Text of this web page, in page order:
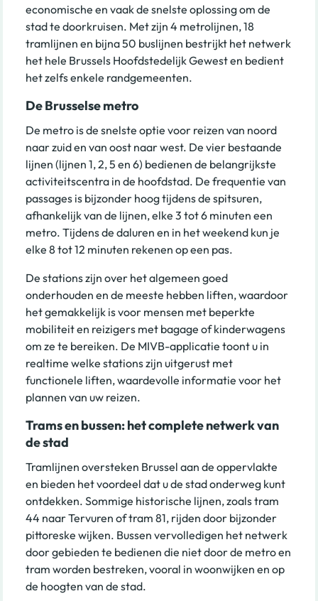
economische en vaak de snelste oplossing om de
stad te doorkruisen. Met zijn 4 metrolijnen, 18
tramlijnen en bijna 50 buslijnen bestrijkt het netwerk
het hele Brussels Hoofdstedelijk Gewest en bedient
het zelfs enkele randgemeenten.
De Brusselse metro
De metro is de snelste optie voor reizen van noord
naar zuid en van oost naar west. De vier bestaande
lijnen (lijnen 1, 2, 5 en 6) bedienen de belangrijkste
activiteitscentra in de hoofdstad. De frequentie van
passages is bijzonder hoog tijdens de spitsuren,
afhankelijk van de lijnen, elke 3 tot 6 minuten een
metro. Tijdens de daluren en in het weekend kun je
elke 8 tot 12 minuten rekenen op een pas.
De stations zijn over het algemeen goed
onderhouden en de meeste hebben liften, waardoor
het gemakkelijk is voor mensen met beperkte
mobiliteit en reizigers met bagage of kinderwagens
om ze te bereiken. De MIVB-applicatie toont u in
realtime welke stations zijn uitgerust met
functionele liften, waardevolle informatie voor het
plannen van uw reizen.
Trams en bussen: het complete netwerk van
de stad
Tramlijnen oversteken Brussel aan de oppervlakte
en bieden het voordeel dat u de stad onderweg kunt
ontdekken. Sommige historische lijnen, zoals tram
44 naar Tervuren of tram 81, rijden door bijzonder
pittoreske wijken. Bussen vervolledigen het netwerk
door gebieden te bedienen die niet door de metro en
tram worden bestreken, vooral in woonwijken en op
de hoogten van de stad.